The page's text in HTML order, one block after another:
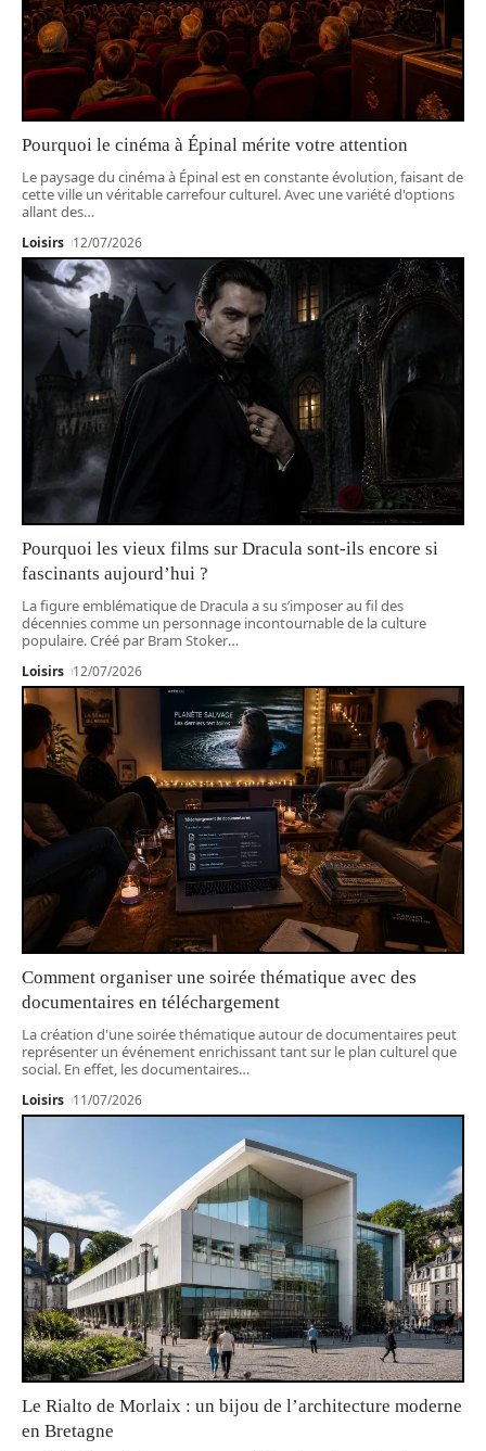
Pourquoi le cinéma à Épinal mérite votre attention
Le paysage du cinéma à Épinal est en constante évolution, faisant de
cette ville un véritable carrefour culturel. Avec une variété d'options
allant des…
Loisirs 12/07/2026
Pourquoi les vieux films sur Dracula sont-ils encore si
fascinants aujourd’hui ?
La figure emblématique de Dracula a su s’imposer au fil des
décennies comme un personnage incontournable de la culture
populaire. Créé par Bram Stoker…
Loisirs 12/07/2026
Comment organiser une soirée thématique avec des
documentaires en téléchargement
La création d'une soirée thématique autour de documentaires peut
représenter un événement enrichissant tant sur le plan culturel que
social. En effet, les documentaires…
Loisirs 11/07/2026
Le Rialto de Morlaix : un bijou de l’architecture moderne
en Bretagne